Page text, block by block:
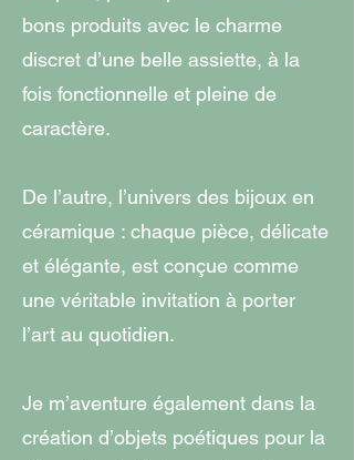
bons produits avec le charme
discret d’une belle assiette, à la
fois fonctionnelle et pleine de
caractère.
De l’autre, l’univers des bijoux en
céramique : chaque pièce, délicate
et élégante, est conçue comme
une véritable invitation à porter
l’art au quotidien.
Je m’aventure également dans la
création d’objets poétiques pour la